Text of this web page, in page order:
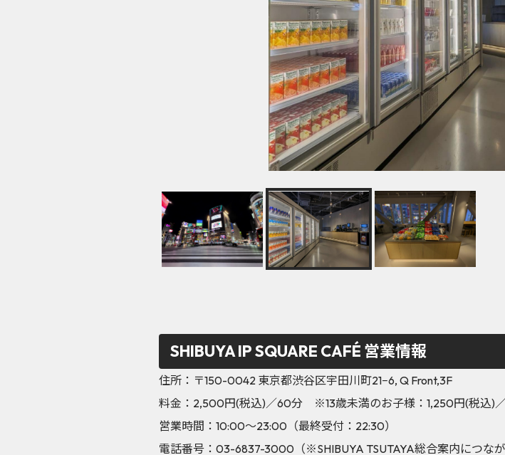
SHIBUYA IP SQUARE CAFÉ 営業情報
住所：〒150-0042 東京都渋谷区宇田川町21−6, Q Front,3F
料金：2,500円(税込)／60分 ※13歳未満のお子様：1,250円(税込)
営業時間：10:00～23:00（最終受付：22:30）
電話番号：03-6837-3000（※SHIBUYA TSUTAYA総合案内につなが